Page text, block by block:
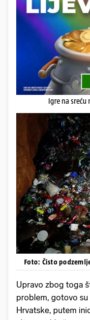
Igre na
Foto: Čisto
Upravo zbog toga
problem, gotovo
Hrvatske, putem